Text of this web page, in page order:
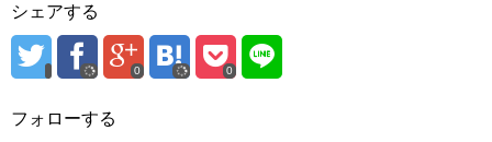
シェアする
0 0
フォローする